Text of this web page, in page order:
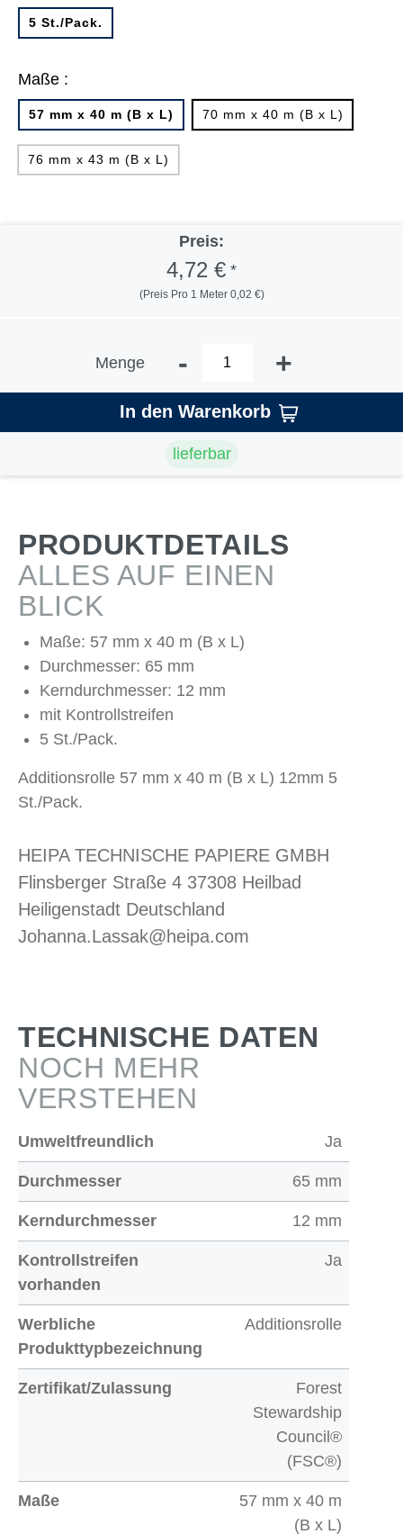
5 St./Pack.
Maße :
57 mm x 40 m (B x L) 70 mm x 40 m (B x L)
76 mm x 43 m (B x L)
Preis:
4,72 € *
(Preis Pro 1 Meter 0,02 €)
Menge - +
In den Warenkorb
lieferbar
PRODUKTDETAILS
ALLES AUF EINEN
BLICK
Maße: 57 mm x 40 m (B x L)
Durchmesser: 65 mm
Kerndurchmesser: 12 mm
mit Kontrollstreifen
5 St./Pack.
Additionsrolle 57 mm x 40 m (B x L) 12mm 5
St./Pack.
HEIPA TECHNISCHE PAPIERE GMBH
Flinsberger Straße 4 37308 Heilbad
Heiligenstadt Deutschland
Johanna.Lassak@heipa.com
TECHNISCHE DATEN
NOCH MEHR
VERSTEHEN
Umweltfreundlich Ja
Durchmesser 65 mm
Kerndurchmesser 12 mm
Kontrollstreifen
vorhanden
Ja
Werbliche
Produkttypbezeichnung
Additionsrolle
Zertifikat/Zulassung
Forest
Stewardship
Council®
(FSC®)
Maße
57 mm x 40 m
(B x L)